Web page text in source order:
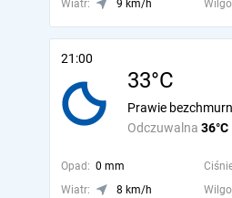
Wiatr:
9 km/h
21:00
33°C
Odczuwalna 36°C
Prawie
Opad: 0 mm
Wiatr:
8 km/h